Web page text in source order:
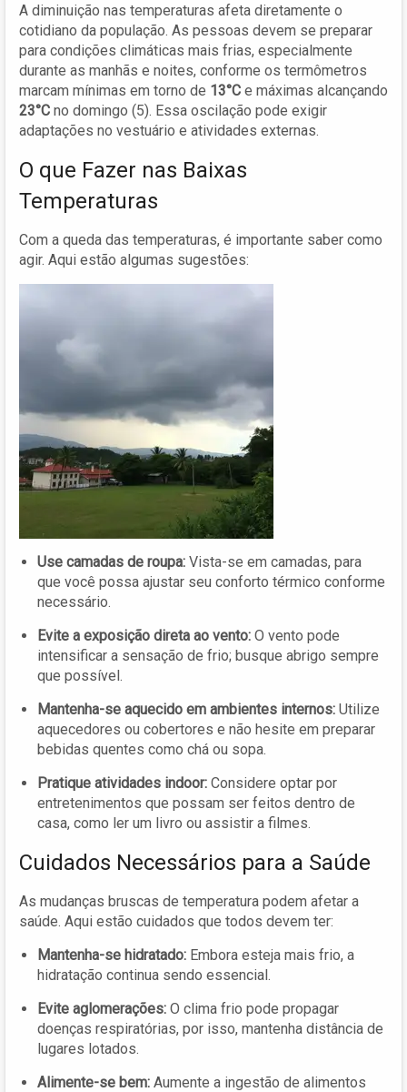
A diminuição nas temperaturas afeta diretamente o
cotidiano da população. As pessoas devem se preparar
para condições climáticas mais frias, especialmente
durante as manhãs e noites, conforme os termômetros
marcam mínimas em torno de 13°C e máximas alcançando
23°C no domingo (5). Essa oscilação pode exigir
adaptações no vestuário e atividades externas.
O que Fazer nas Baixas
Temperaturas
Com a queda das temperaturas, é importante saber como
agir. Aqui estão algumas sugestões:
Use camadas de roupa: Vista-se em camadas, para
que você possa ajustar seu conforto térmico conforme
necessário.
Evite a exposição direta ao vento: O vento pode
intensificar a sensação de frio; busque abrigo sempre
que possível.
Mantenha-se aquecido em ambientes internos: Utilize
aquecedores ou cobertores e não hesite em preparar
bebidas quentes como chá ou sopa.
Pratique atividades indoor: Considere optar por
entretenimentos que possam ser feitos dentro de
casa, como ler um livro ou assistir a filmes.
Cuidados Necessários para a Saúde
As mudanças bruscas de temperatura podem afetar a
saúde. Aqui estão cuidados que todos devem ter:
Mantenha-se hidratado: Embora esteja mais frio, a
hidratação continua sendo essencial.
Evite aglomerações: O clima frio pode propagar
doenças respiratórias, por isso, mantenha distância de
lugares lotados.
Alimente-se bem: Aumente a ingestão de alimentos